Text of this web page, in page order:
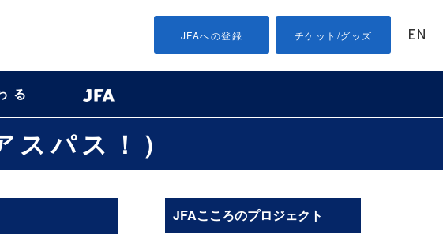
JFAへの登録 チケット/グッズ EN
る
パス！）
JFAこころのプロジェクト